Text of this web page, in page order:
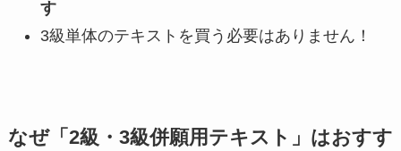
す
3級単体のテキストを買う必要はありません！
なぜ「2級・3級併願用テキスト」はおすす